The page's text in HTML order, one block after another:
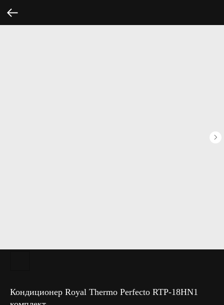
Кондиционер Royal Thermo Perfecto RTP-18HN1